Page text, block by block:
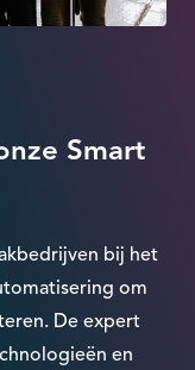
Smart
bij het
om
De expert
en